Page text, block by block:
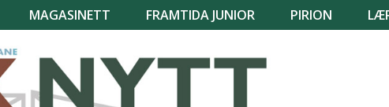
MAGASINETT FRAMTIDA JUNIOR PIRION